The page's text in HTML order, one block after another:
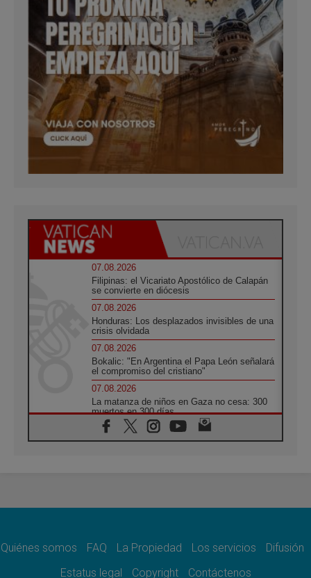
07.08.2026
Filipinas: el Vicariato Apostólico de Calapán
se convierte en diócesis
07.08.2026
Honduras: Los desplazados invisibles de una
crisis olvidada
07.08.2026
Bokalic: "En Argentina el Papa León señalará
el compromiso del cristiano"
07.08.2026
La matanza de niños en Gaza no cesa: 300
muertos en 300 días
07.08.2026
Tagle: La guerra desfigura el mundo, solo la
como misión al servicio del Evangelio
SIGNIS 2026, dar voz a las religiosas en el
Quiénes somos FAQ La Propiedad Los servicios
Difusión
Estatus legal
Copyright Contáctenos